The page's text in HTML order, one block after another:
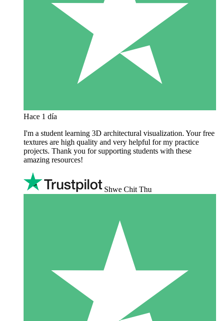
Hace 1 día
I'm a student learning 3D architectural visualization. Your free
textures are high quality and very helpful for my practice
projects. Thank you for supporting students with these
amazing resources!
Shwe Chit Thu